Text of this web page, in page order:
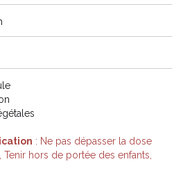
spécialisé ou spécialiste.
vous pourrez aider votre animal,
ponctuelles comme un
ou l’ arrivée d’ un nouveau
: Ne pas dépasser la dose
hors de portée des enfants,